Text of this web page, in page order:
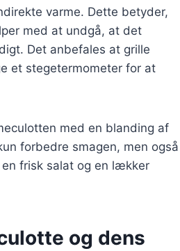
varme. Dette betyder,
med at undgå, at det
Det anbefales at grille
et stegetermometer for at
med en blanding af
forbedre smagen, men også
frisk salat og en lækker
og dens